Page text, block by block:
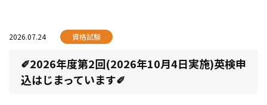
2026.07.24 資格試験
✐2026年度第2回(2026年10月4日実施)英検申
込はじまっています✐